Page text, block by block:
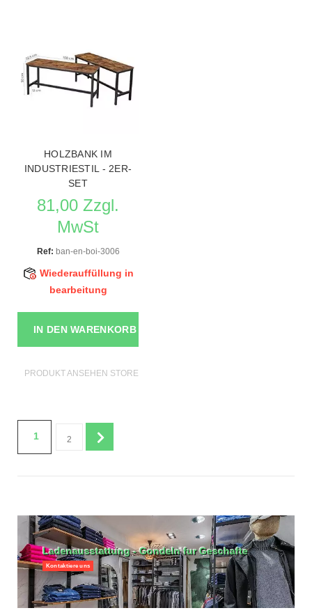
HOLZBANK IM
INDUSTRIESTIL - 2ER-
SET
81,00 Zzgl.
MwSt
Ref: ban-en-boi-3006
Wiederauffüllung in
bearbeitung
IN DEN WARENKORB
PRODUKT ANSEHEN STORE MÖBEL
1 2
Ladenausstattung - Gondeln fur Geschafte
Kontaktiere uns